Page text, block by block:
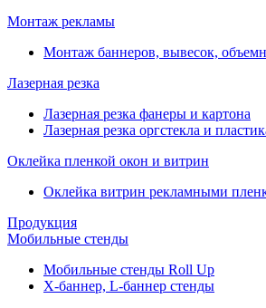
Монтаж рекламы
Монтаж баннеров, вывесок,
Лазерная резка
Лазерная резка фанеры и картона
Лазерная резка оргстекла и
Оклейка пленкой окон и витрин
Оклейка витрин рекламными
Продукция
Мобильные стенды
Мобильные стенды Roll Up
Х-баннер, L-баннер стенды